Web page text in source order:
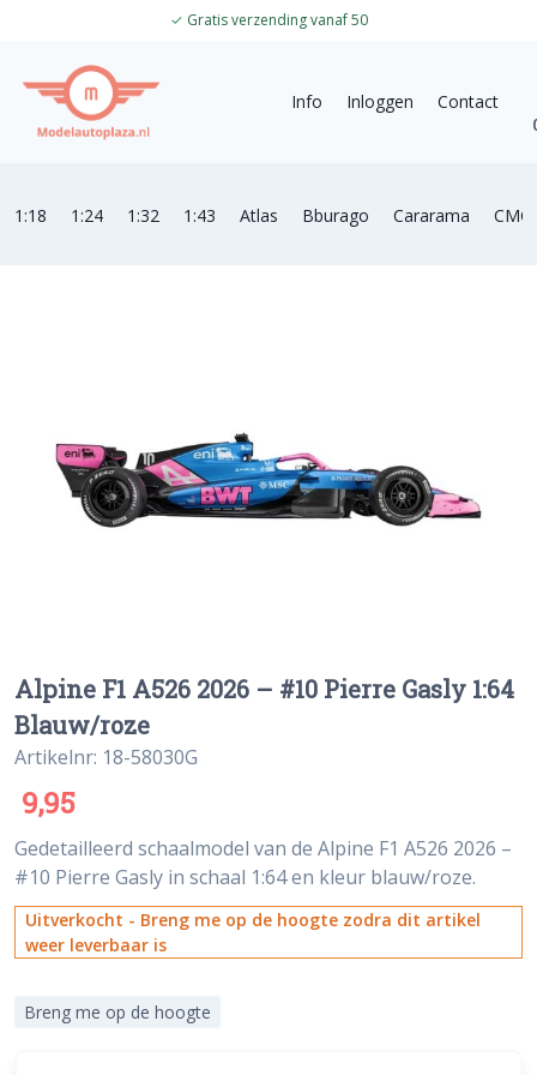
✓ Gratis verzending vanaf 50
Info Inloggen
Contact
1:18 1:24 1:32 1:43 Atlas Bburago Cararama CMC
Alpine F1 A526 2026 – #10 Pierre Gasly 1:64
Blauw/roze
Artikelnr: 18-58030G
9,95
Gedetailleerd schaalmodel van de Alpine F1 A526 2026 –
#10 Pierre Gasly in schaal 1:64 en kleur blauw/roze.
Uitverkocht - Breng me op de hoogte zodra dit artikel
weer leverbaar is
Breng me op de hoogte